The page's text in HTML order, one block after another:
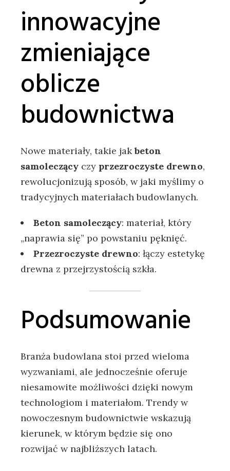
innowacyjne
zmieniające
oblicze
budownictwa
Nowe materiały, takie jakbeton
samoleczący czy przezroczyste drewno,
rewolucjonizują sposób, w jaki myślimy o
tradycyjnych materiałach budowlanych.
Beton samoleczący: materiał, który
„naprawia się” po powstaniu pęknięć.
Przezroczyste drewno: łączy estetykę
drewna z przejrzystością szkła.
Podsumowanie
Branża budowlana stoi przed wieloma
wyzwaniami, ale jednocześnie oferuje
niesamowite możliwości dzięki nowym
technologiom i materiałom. Trendy w
nowoczesnym budownictwie wskazują
kierunek, w którym będzie się ono
rozwijać w najbliższych latach.